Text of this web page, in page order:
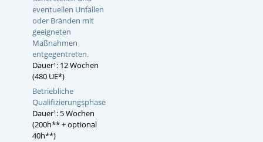
eventuellen Unfällen
oder Bränden mit
geeigneten
Maßnahmen
entgegentreten.
Dauer1 : 12 Wochen
(480 UE*)
Betriebliche
Qualifizierungsphase
Dauer1 : 5 Wochen
(200h** + optional
40h**)